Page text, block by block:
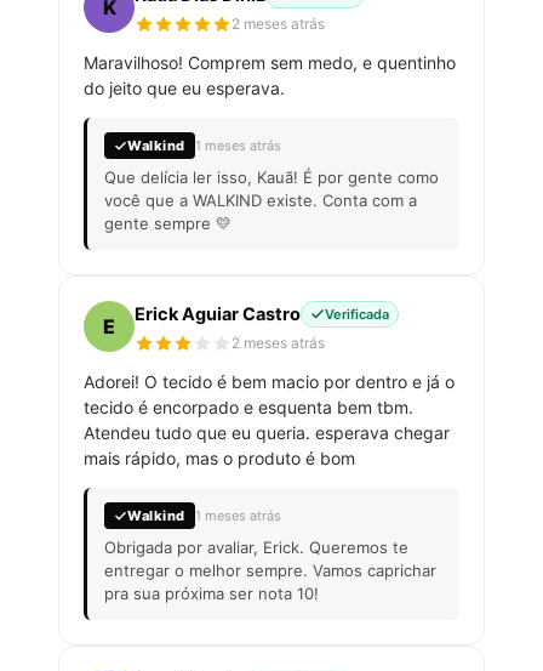
K
2 meses atrás
Maravilhoso! Comprem sem medo, e quentinho
do jeito que eu esperava.
Walkind 1 meses atrás
Que delícia ler isso, Kauã! É por gente como
você que a WALKIND existe. Conta com a
gente sempre 💛
E
Erick Aguiar Castro Verificada
2 meses atrás
Adorei! O tecido é bem macio por dentro e já o
tecido é encorpado e esquenta bem tbm.
Atendeu tudo que eu queria. esperava chegar
mais rápido, mas o produto é bom
Walkind 1 meses atrás
Obrigada por avaliar, Erick. Queremos te
entregar o melhor sempre. Vamos caprichar
pra sua próxima ser nota 10!